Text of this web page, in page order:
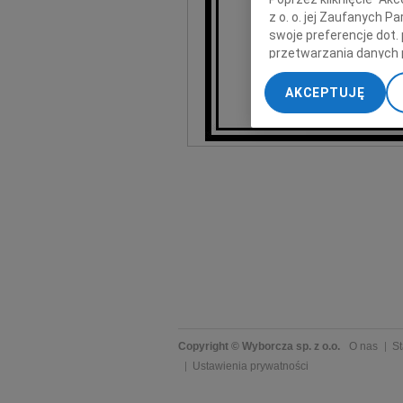
Za
wszystkim,
Copyright © Wyborcza sp. z o.o. O nas
Ustawienia prywatności
z o. o. jej Zaufanych
swoje preferencje dot.
przetwarzania danych
„Ustawienia
My, nasi Zaufani
dokładnych danych
Przechowywanie
AKCEPTUJĘ